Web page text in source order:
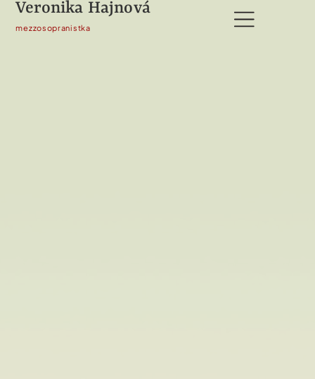
content
Veronika Hajnová
mezzosopranistka